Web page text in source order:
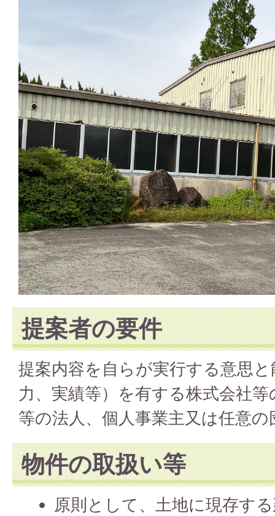
提案者の要件
提案内容を自らが実行する意思
力、実績等）を有する株式会社
等の法人、個人事業主又は任意
物件の取扱い等
原則として、土地に現存す